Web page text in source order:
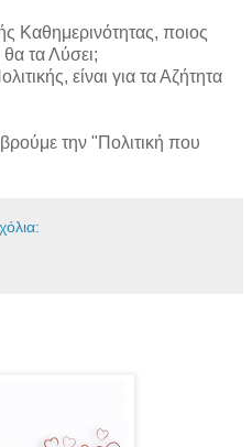
Καθημερινότητας, ποιος
τα Λύσει;
είναι για τα Αζήτητα
την "Πολιτική που